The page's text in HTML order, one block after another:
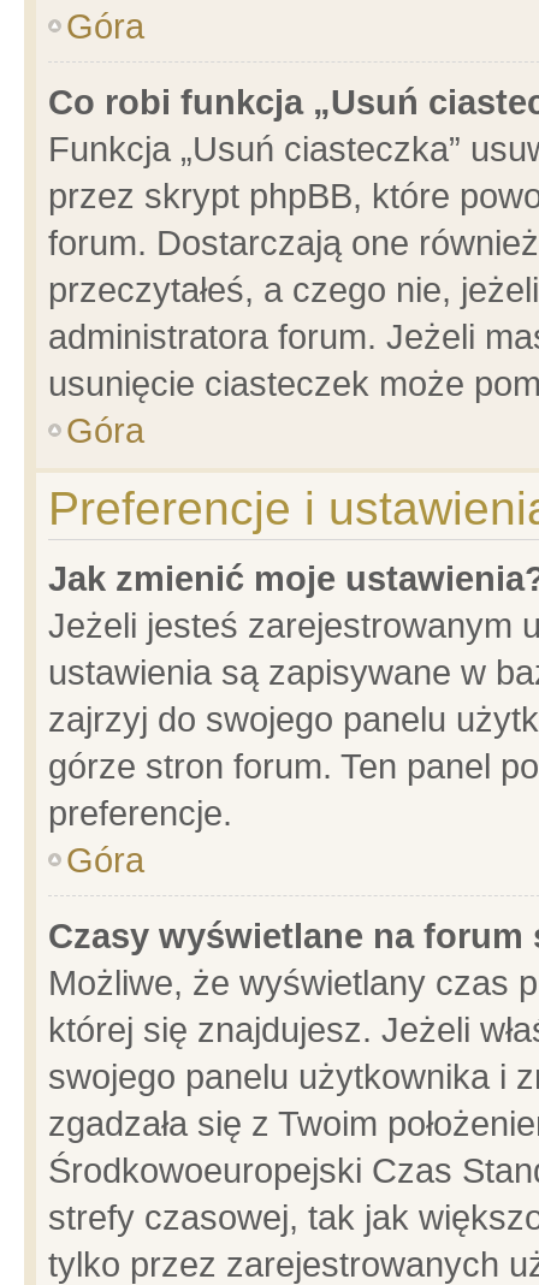
Góra
Co robi funkcja „Usuń
Funkcja „Usuń ciasteczka”
przez skrypt phpBB, które
forum. Dostarczają one
przeczytałeś, a czego nie,
administratora forum. Jeżeli
usunięcie ciasteczek może
Góra
Preferencje i
Jak zmienić moje
Jeżeli jesteś zarejestrowanym
ustawienia są zapisywane w
zajrzyj do swojego panelu
górze stron forum. Ten panel
preferencje.
Góra
Czasy wyświetlane na forum
Możliwe, że wyświetlany czas
której się znajdujesz. Jeżeli
swojego panelu użytkownika i
zgadzała się z Twoim
Środkowoeuropejski Czas
strefy czasowej, tak jak
tylko przez zarejestrowanych